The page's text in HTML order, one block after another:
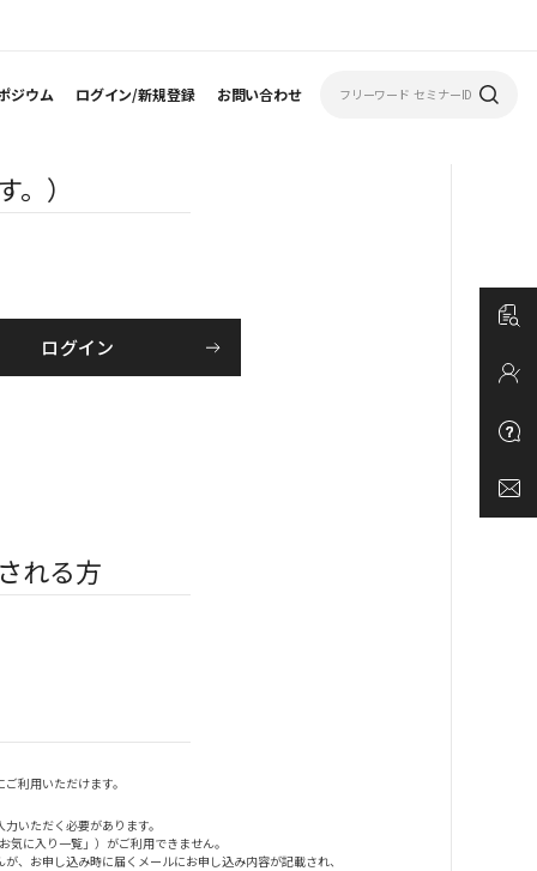
ジウム ログイン/新規登録 お問い合わせ
）
れる方
利用いただけます。
いただく必要があります。
に入り一覧」）がご利用できません。
、お申し込み時に届くメールにお申し込み内容が記載され、